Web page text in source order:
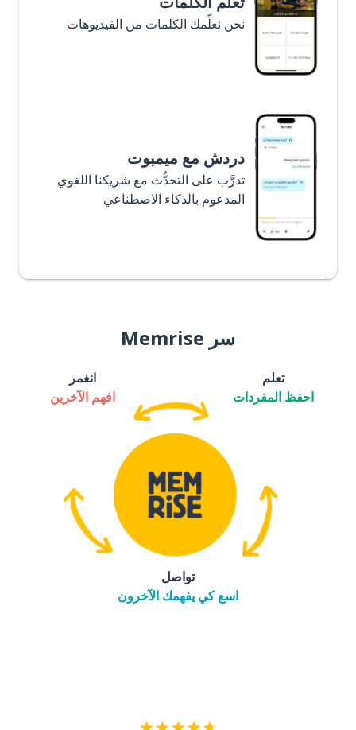
نحن نعلِّمك الكلمات من الفيديوهات
دردش مع ميمبوت
تدرَّب على التحدُّث مع شريكنا اللغوي
المدعوم بالذكاء الاصطناعي
سر Memrise
تعلم
احفظ المفردات
انغمر
افهم الآخرين
تواصل
اسع كي يفهمك الآخرون